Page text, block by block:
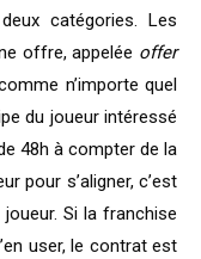
catégories. Les
offre, appelée offer
n’importe quel
du joueur intéressé
48h à compter de la
pour s’aligner, c’est
Si la franchise
user, le contrat est